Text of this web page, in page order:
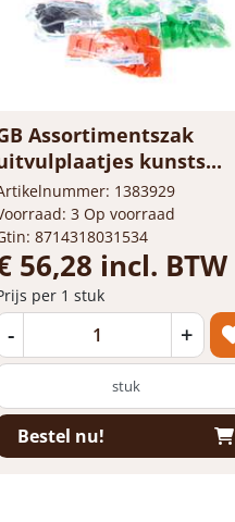
Assortimentszak
kunsts...
1383929
3 Op voorraad
8714318031534
56,28 incl. BTW
per 1 stuk
- +
stuk
Bestel nu!